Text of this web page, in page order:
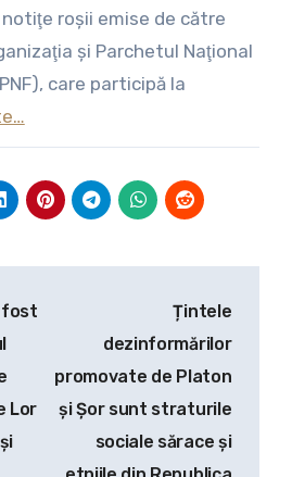
roşii emise de către
şi Parchetul Naţional
care participă la
fost
Lor
Țintele
dezinformărilor
promovate de Platon
și Șor sunt straturile
sociale sărace și